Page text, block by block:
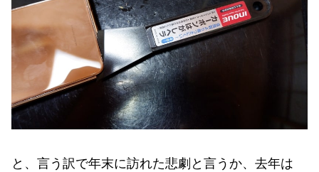
と、言う訳で年末に訪れた悲劇と言うか、去年は